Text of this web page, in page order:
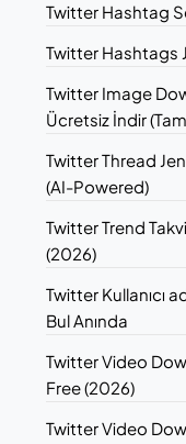
Twitter Hashtag
Twitter Hashtags
Twitter Image
Ücretsiz İndir
Twitter Thread
(AI-Powered)
Twitter Trend
(2026)
Twitter Kullanıcı
Bul Anında
Twitter Video
Free (2026)
Twitter Video